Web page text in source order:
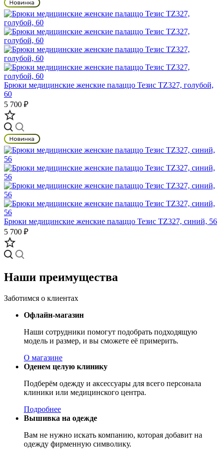
Брюки медицинские женские палаццо Тезис TZ327, голубой,
60
5 700 ₽
Брюки медицинские женские палаццо Тезис TZ327, синий, 56
5 700 ₽
Наши преимущества
Заботимся о клиентах
Офлайн-магазин
Наши сотрудники помогут подобрать подходящую
модель и размер, и вы сможете её примерить.
О магазине
Оденем целую клинику
Подберём одежду и аксессуары для всего персонала
клиники или медицинского центра.
Подробнее
Вышивка на одежде
Вам не нужно искать компанию, которая добавит на
одежду фирменную символику.